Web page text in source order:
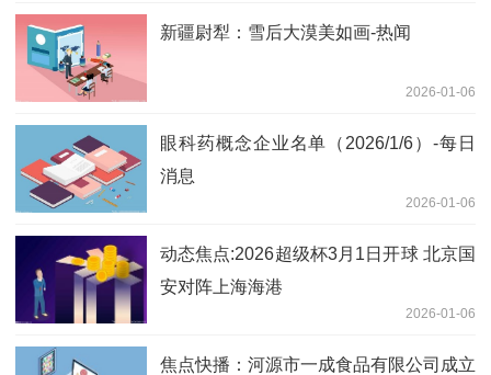
新疆尉犁：雪后大漠美如画-热闻
2026-01-06
眼科药概念企业名单（2026/1/6）-每日
消息
2026-01-06
动态焦点:2026超级杯3月1日开球 北京国
安对阵上海海港
2026-01-06
焦点快播：河源市一成食品有限公司成立